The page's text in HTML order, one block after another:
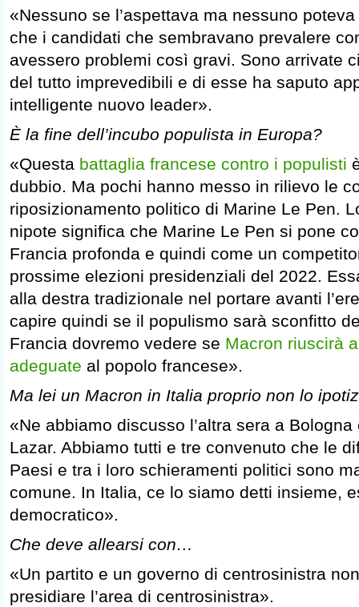
«Nessuno se l’aspettava ma nessuno
che i candidati che sembravano prevalere
avessero problemi così gravi. Sono arrivate
del tutto imprevedibili e di esse ha saputo
intelligente nuovo leader».
È la fine dell’incubo populista in Europa?
«Questa battaglia francese contro i populisti
dubbio. Ma pochi hanno messo in rilievo le
riposizionamento politico di Marine Le Pen.
nipote significa che Marine Le Pen si pone
Francia profonda e quindi come un
prossime elezioni presidenziali del 2022.
alla destra tradizionale nel portare avanti
capire quindi se il populismo sarà sconfitto
Francia dovremo vedere se Macron riuscirà
adeguate al popolo francese».
Ma lei un Macron in Italia proprio non lo
«Ne abbiamo discusso l’altra sera a
Lazar. Abbiamo tutti e tre convenuto che le
Paesi e tra i loro schieramenti politici sono
comune. In Italia, ce lo siamo detti insieme,
democratico».
Che deve allearsi con…
«Un partito e un governo di centrosinistra
presidiare l’area di centrosinistra».